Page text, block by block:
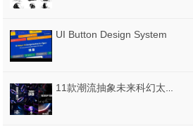
UI Button Design System